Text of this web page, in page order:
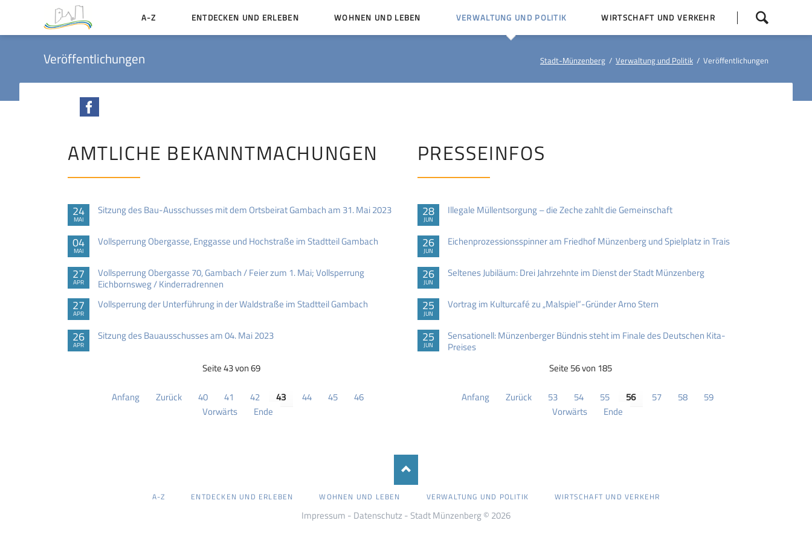
überspringen
A-Z ENTDECKEN UND ERLEBEN WOHNEN UND LEBEN VERWALTUNG UND POLITIK
Politische Gremien
WIRTSCHAFT UND VERKEHR
Veröffentlichungen Stadt-Münzenberg Verwaltung und Politik Veröffentlichungen
AMTLICHE BEKANNTMACHUNGEN
24
MAI
Sitzung des Bau-Ausschusses mit dem Ortsbeirat Gambach am 31. Mai 2023
04
MAI
Vollsperrung Obergasse, Enggasse und Hochstraße im Stadtteil Gambach
27
APR
Vollsperrung Obergasse 70, Gambach / Feier zum 1. Mai; Vollsperrung
Eichbornsweg / Kinderradrennen
27
APR
Vollsperrung der Unterführung in der Waldstraße im Stadtteil Gambach
26
APR
Sitzung des Bauausschusses am 04. Mai 2023
Seite 43 von 69
Anfang Zurück 40 41 42 43 44 45
46
Vorwärts
Ende
PRESSEINFOS
28
JUN
Illegale Müllentsorgung – die Zeche zahlt die Gemeinschaft
26
JUN
Eichenprozessionsspinner am Friedhof Münzenberg und Spielplatz in Trais
26
JUN
Seltenes Jubiläum: Drei Jahrzehnte im Dienst der Stadt Münzenberg
25
JUN
Vortrag im Kulturcafé zu „Malspiel“-Gründer Arno Stern
25
JUN
Sensationell: Münzenberger Bündnis steht im Finale des Deutschen Kita-
Preises
Seite 56 von 185
Anfang Zurück 53 54 55 56 57 58
59
Vorwärts
Ende
ÜBERSPRINGEN
A-Z ENTDECKEN UND ERLEBEN WOHNEN UND LEBEN VERWALTUNG UND POLITIK WIRTSCHAFT UND VERKEHR
Impressum - Datenschutz - Stadt Münzenberg © 2026